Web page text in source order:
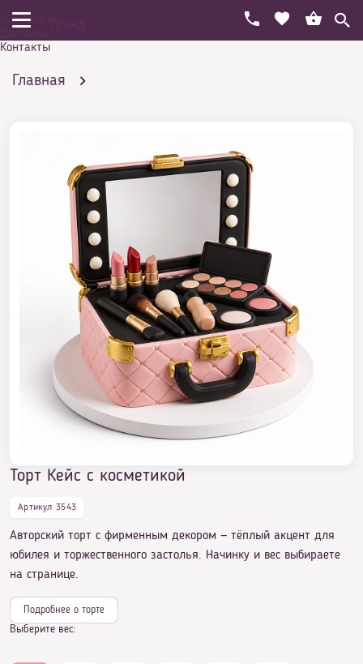
О компании
Контакты
Главная
Праздничный торт на день рождения
Женщине
Торт в форме различных аксессуаров
Торт с косметикой — желанное удовольствие
лакомки
Торт в виде косметики
Торт Кейс с косметикой
Артикул 3543
Авторский торт с фирменным декором — тёплый акцент для
юбилея и торжественного застолья. Начинку и вес выбираете
на странице.
Подробнее о торте
Выберите вес: